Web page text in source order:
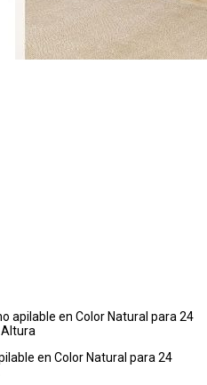
apilable en Color Natural para 24
Altura